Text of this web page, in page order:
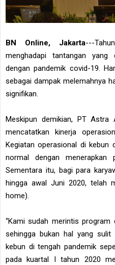
BN Online, Jakarta---
menghadapi tantangan
dengan pandemik covid-19.
sebagai dampak melemahnya
signifikan.
Meskipun demikian, PT
mencatatkan kinerja
Kegiatan operasional di kebun
normal dengan
Sementara itu, bagi para
hingga awal Juni 2020, telah
home).
“Kami sudah merintis
sehingga bukan hal yang sulit
kebun di tengah pandemik
pada kuartal I tahun 2020